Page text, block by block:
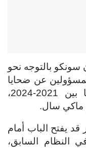
سونكو بالتوجه نحو
عن ضحايا
العنف السياسي خلال الفترة ما بين 2021-2024،
ماكي سال.
قد يفتح الباب أمام
النظام السابق،